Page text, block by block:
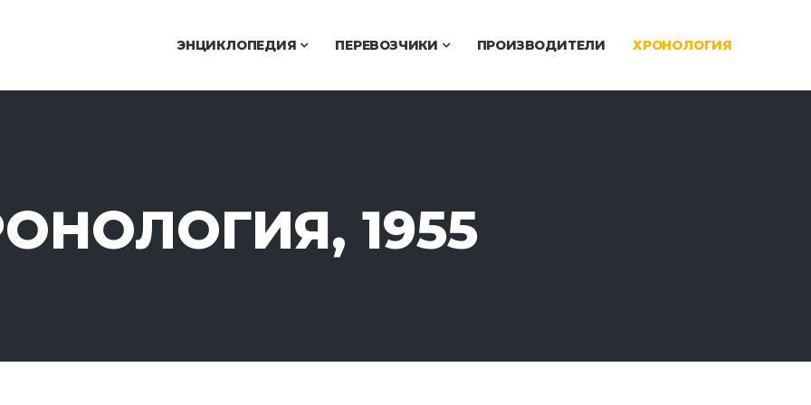
ЭНЦИКЛОПЕДИЯ ПЕРЕВОЗЧИКИ ПРОИЗВОДИТЕЛИ ХРОНОЛОГИЯ
1955